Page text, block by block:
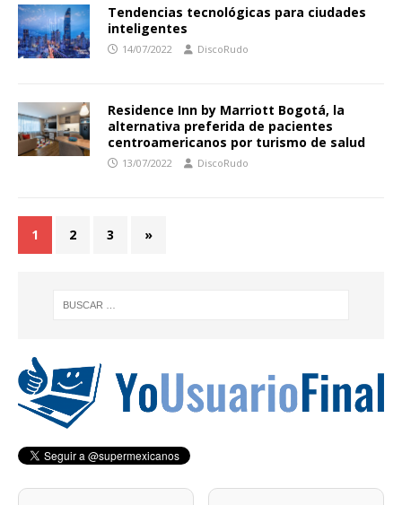
Tendencias tecnológicas para ciudades
inteligentes
14/07/2022 DiscoRudo
Residence Inn by Marriott Bogotá, la
alternativa preferida de pacientes
centroamericanos por turismo de salud
13/07/2022 DiscoRudo
1 2 3 »